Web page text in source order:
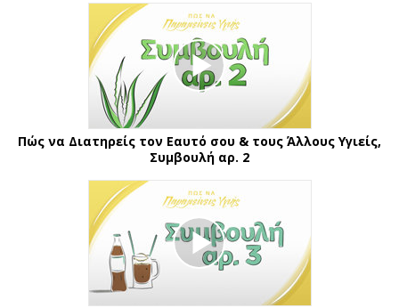
Πώς να Διατηρείς τον Εαυτό σου & τους Άλλους Υγιείς,
Συμβουλή αρ. 2